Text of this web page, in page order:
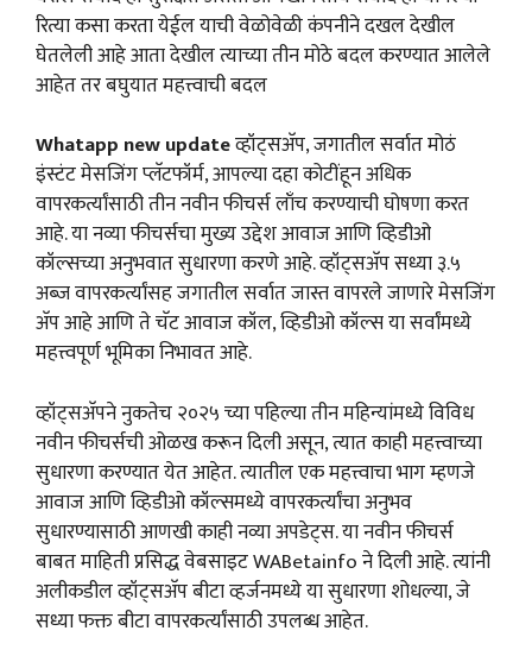
रित्या कसा करता येईल याची वेळोवेळी कंपनीने दखल देखील
घेतलेली आहे आता देखील त्याच्या तीन मोठे बदल करण्यात आलेले
आहेत तर बघुयात महत्त्वाची बदल
Whatapp new updateव्हॉट्सअ‍ॅप, जगातील सर्वात मोठं
इंस्टंट मेसजिंग प्लॅटफॉर्म, आपल्या दहा कोटींहून अधिक
वापरकर्त्यांसाठी तीन नवीन फीचर्स लाँच करण्याची घोषणा करत
आहे. या नव्या फीचर्सचा मुख्य उद्देश आवाज आणि व्हिडीओ
कॉल्सच्या अनुभवात सुधारणा करणे आहे. व्हॉट्सअ‍ॅप सध्या ३.५
अब्ज वापरकर्त्यांसह जगातील सर्वात जास्त वापरले जाणारे मेसजिंग
अ‍ॅप आहे आणि ते चॅट आवाज कॉल, व्हिडीओ कॉल्स या सर्वांमध्ये
महत्त्वपूर्ण भूमिका निभावत आहे.
व्हॉट्सअ‍ॅपने नुकतेच २०२५ च्या पहिल्या तीन महिन्यांमध्ये विविध
नवीन फीचर्सची ओळख करून दिली असून, त्यात काही महत्त्वाच्या
सुधारणा करण्यात येत आहेत. त्यातील एक महत्त्वाचा भाग म्हणजे
आवाज आणि व्हिडीओ कॉल्समध्ये वापरकर्त्यांचा अनुभव
सुधारण्यासाठी आणखी काही नव्या अपडेट्स. या नवीन फीचर्स
बाबत माहिती प्रसिद्ध वेबसाइट WABetainfo ने दिली आहे. त्यांनी
अलीकडील व्हॉट्सअ‍ॅप बीटा व्हर्जनमध्ये या सुधारणा शोधल्या, जे
सध्या फक्त बीटा वापरकर्त्यांसाठी उपलब्ध आहेत.